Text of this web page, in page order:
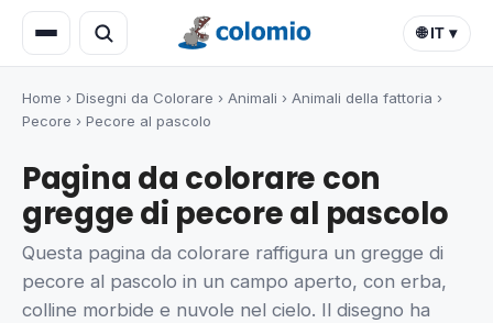
🌐 IT ▾
Home › Disegni da Colorare › Animali › Animali della fattoria ›
Pecore › Pecore al pascolo
Pagina da colorare con
gregge di pecore al pascolo
Questa pagina da colorare raffigura un gregge di
pecore al pascolo in un campo aperto, con erba,
colline morbide e nuvole nel cielo. Il disegno ha